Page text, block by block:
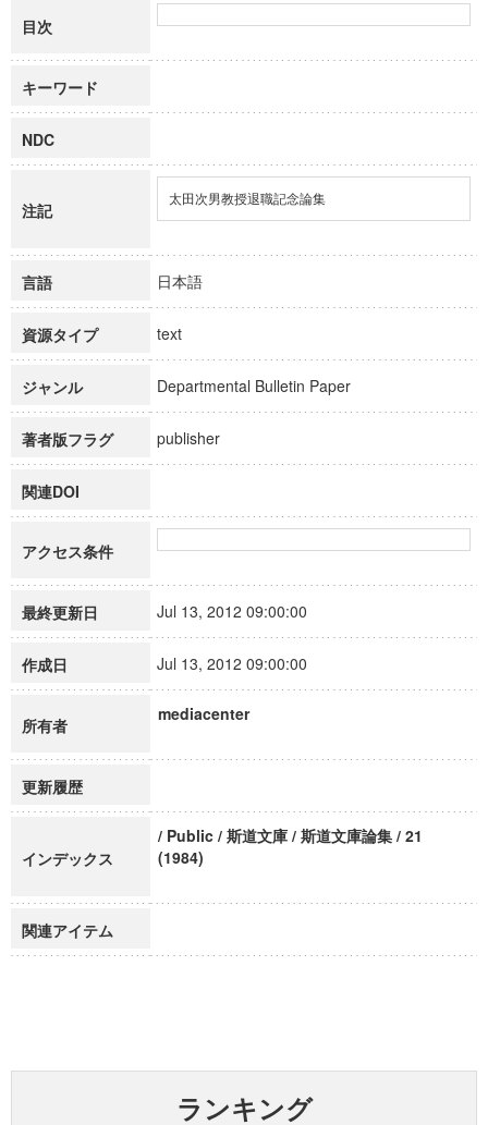
目次
キーワード
NDC
注記
太田次男教授退職記念論集
言語 日本語
資源タイプ text
ジャンル Departmental Bulletin Paper
著者版フラグ publisher
関連DOI
アクセス条件
最終更新日 Jul 13, 2012 09:00:00
作成日 Jul 13, 2012 09:00:00
所有者
mediacenter
更新履歴
インデックス
/ Public / 斯道文庫 / 斯道文庫論集 / 21
(1984)
関連アイテム
ランキング